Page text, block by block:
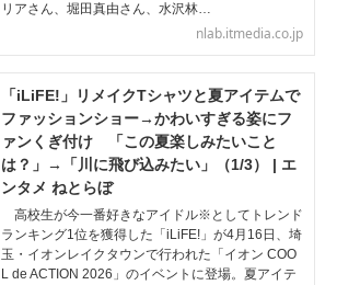
リアさん、堀田真由さん、水沢林…
nlab.itmedia.co.jp
「iLiFE!」リメイクTシャツと夏アイテムで
ファッションショー→かわいすぎる姿にフ
ァンくぎ付け 「この夏楽しみたいこと
は？」→「川に飛び込みたい」（1/3） | エ
ンタメ ねとらぼ
高校生が今一番好きなアイドル※としてトレンド
ランキング1位を獲得した「iLiFE!」が4月16日、埼
玉・イオンレイクタウンで行われた「イオン COO
L de ACTION 2026」のイベントに登場。夏アイテ